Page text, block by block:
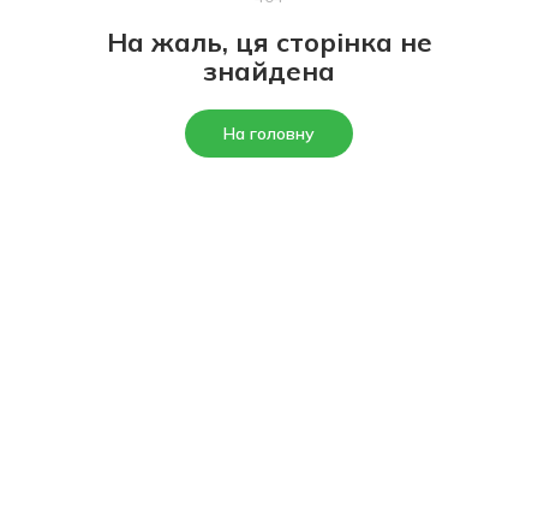
На жаль, ця сторінка не
знайдена
На головну